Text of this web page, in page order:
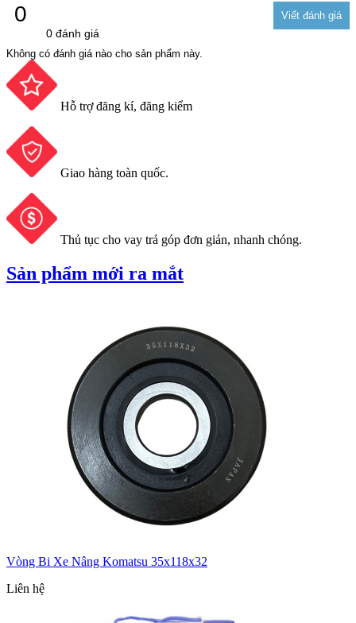
0
0 đánh giá
Không có đánh giá nào cho sản phẩm này.
Hỗ trợ đăng kí, đăng kiểm
Giao hàng toàn quốc.
Thủ tục cho vay trả góp đơn giản, nhanh chóng.
Sản phẩm mới ra mắt
Vòng Bi Xe Nâng Komatsu 35x118x32
Liên hệ